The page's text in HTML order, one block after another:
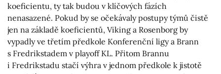
koeficientu, ty tak budou v klíčových fázích
nenasazené. Pokud by se očekávaly postupy týmů čistě
jen na základě koeficientů, Viking a Rosenborg by
vypadly ve třetím předkole Konferenční ligy a Brann
s Fredrikstadem v playoff KL. Přitom Brannu
i Fredrikstadu stačí výhra v jednom předkole k jistotě